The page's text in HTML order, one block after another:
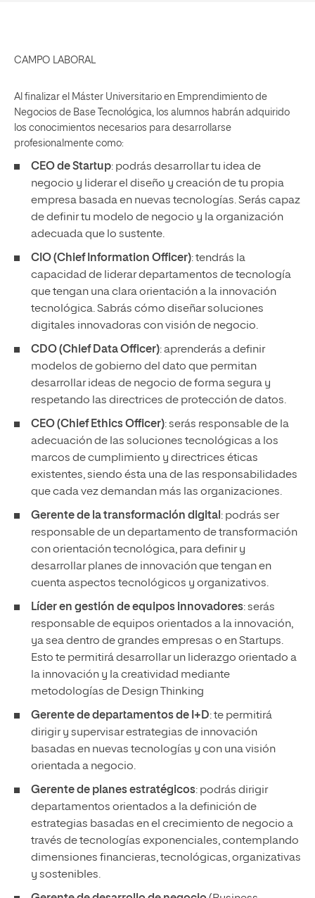
CAMPO LABORAL
Al finalizar el Máster Universitario en Emprendimiento de
Negocios de Base Tecnológica, los alumnos habrán adquirido
los conocimientos necesarios para desarrollarse
profesionalmente como:
CEO de Startup: podrás desarrollar tu idea de
negocio y liderar el diseño y creación de tu propia
empresa basada en nuevas tecnologías. Serás capaz
de definir tu modelo de negocio y la organización
adecuada que lo sustente.
CIO (Chief Information Officer): tendrás la
capacidad de liderar departamentos de tecnología
que tengan una clara orientación a la innovación
tecnológica. Sabrás cómo diseñar soluciones
digitales innovadoras con visión de negocio.
CDO (Chief Data Officer): aprenderás a definir
modelos de gobierno del dato que permitan
desarrollar ideas de negocio de forma segura y
respetando las directrices de protección de datos.
CEO (Chief Ethics Officer): serás responsable de la
adecuación de las soluciones tecnológicas a los
marcos de cumplimiento y directrices éticas
existentes, siendo ésta una de las responsabilidades
que cada vez demandan más las organizaciones.
Gerente de la transformación digital : podrás ser
responsable de un departamento de transformación
con orientación tecnológica, para definir y
desarrollar planes de innovación que tengan en
cuenta aspectos tecnológicos y organizativos.
Líder en gestión de equipos innovadores: serás
responsable de equipos orientados a la innovación,
ya sea dentro de grandes empresas o en Startups.
Esto te permitirá desarrollar un liderazgo orientado a
la innovación y la creatividad mediante
metodologías de Design Thinking
Gerente de departamentos de I+D: te permitirá
dirigir y supervisar estrategias de innovación
basadas en nuevas tecnologías y con una visión
orientada a negocio.
Gerente de planes estratégicos: podrás dirigir
departamentos orientados a la definición de
estrategias basadas en el crecimiento de negocio a
través de tecnologías exponenciales, contemplando
dimensiones financieras, tecnológicas, organizativas
y sostenibles.